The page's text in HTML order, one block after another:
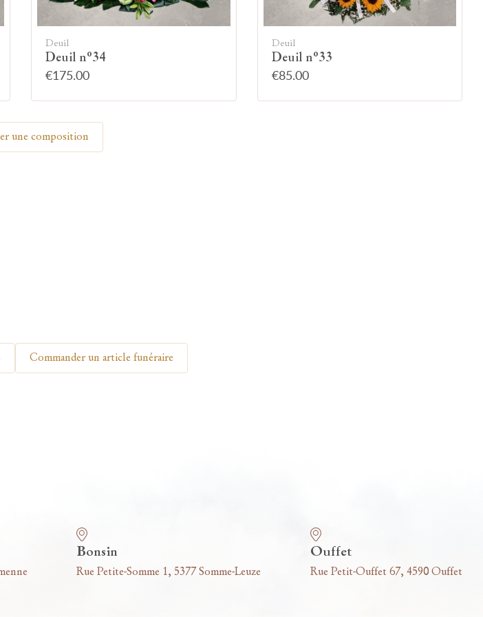
bougie
à la famille en allumant
une bougie.
Deuil
Deuil n°34
€175.00
Deuil
Deuil n°33
€85.00
une composition
Commander un article funéraire
Bonsin
Rue Petite-Somme 1, 5377 Somme-Leuze
Ouffet
Rue Petit-Ouffet 67, 4590 Ouffet